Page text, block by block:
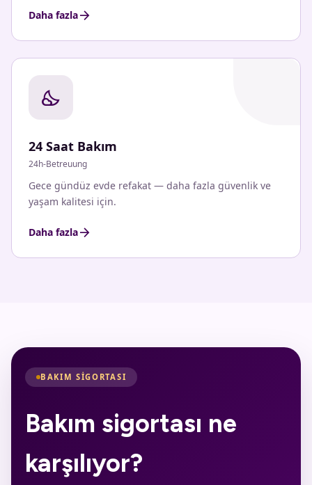
Daha fazlaarrow_forward
nights_stay
24 Saat Bakım
24h-Betreuung
Gece gündüz evde refakat — daha fazla güvenlik ve
yaşam kalitesi için.
Daha fazlaarrow_forward
BAKIM SIGORTASI
Bakım sigortası ne
karşılıyor?